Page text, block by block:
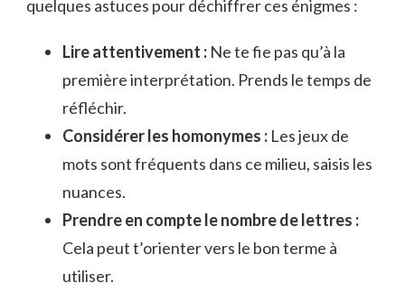
quelques astuces pour déchiffrer ces énigmes :
Lire attentivement : Ne te fie pas qu’à la
première interprétation. Prends le temps de
réfléchir.
Considérer les homonymes : Les jeux de
mots sont fréquents dans ce milieu, saisis les
nuances.
Prendre en compte le nombre de lettres :
Cela peut t’orienter vers le bon terme à
utiliser.